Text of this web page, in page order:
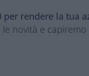
rendere la tua
novità e